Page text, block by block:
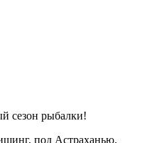
сезон рыбалки!
под Астраханью.